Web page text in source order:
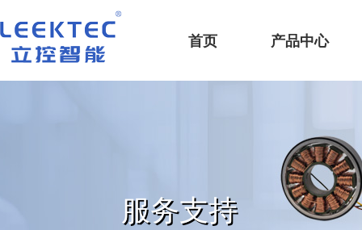
深圳市立控智能科技有限公司
首页
产品中心
服务支持